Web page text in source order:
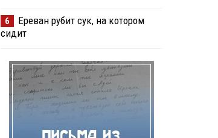
6
Ереван рубит сук, на котором
сидит